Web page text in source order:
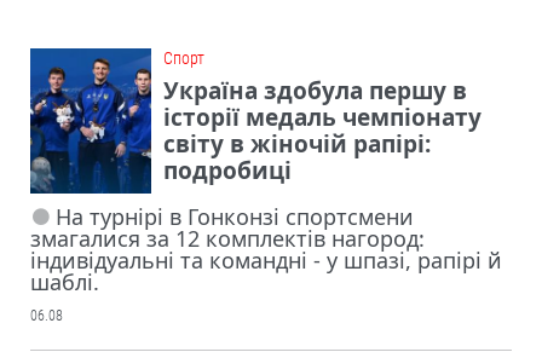
Cпорт
Україна здобула першу в
історії медаль чемпіонату
світу в жіночій рапірі:
подробиці
На турнірі в Гонконзі спортсмени
змагалися за 12 комплектів нагород:
індивідуальні та командні - у шпазі, рапірі й
шаблі.
06.08